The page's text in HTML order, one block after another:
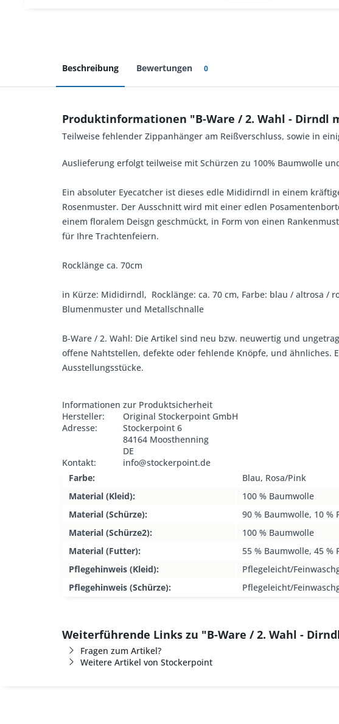
Beschreibung Bewertungen 0
Produktinformationen "B-Ware / 2. Wahl - Dirndl
Teilweise fehlender Zippanhänger am Reißverschluss, sowie in
Auslieferung erfolgt teilweise mit Schürzen zu 100% Baumwolle
Ein absoluter Eyecatcher ist dieses edle Mididirndl in einem
Rosenmuster. Der Ausschnitt wird mit einer edlen
einem floralem Deisgn geschmückt, in Form von einen
für Ihre Trachtenfeiern.
Rocklänge ca. 70cm
in Kürze: Mididirndl, Rocklänge: ca. 70 cm, Farbe: blau / altrosa /
Blumenmuster und Metallschnalle
B-Ware / 2. Wahl: Die Artikel sind neu bzw. neuwertig und
offene Nahtstellen, defekte oder fehlende Knöpfe, und ähnliches.
Ausstellungsstücke.
Informationen zur Produktsicherheit
Hersteller:
Original Stockerpoint GmbH
Adresse:
Stockerpoint 6
84164 Moosthenning
DE
Kontakt:
info@stockerpoint.de
Farbe:
Blau, Rosa/Pink
Material (Kleid):
100 % Baumwolle
Material (Schürze):
90 % Baumwolle, 10 %
Material (Schürze2):
100 % Baumwolle
Material (Futter):
55 % Baumwolle, 45 %
Pflegehinweis (Kleid):
Pflegeleicht/
Pflegehinweis (Schürze):
Pflegeleicht/
Weiterführende Links zu "B-Ware / 2. Wahl -
Fragen zum Artikel?
Weitere Artikel von Stockerpoint